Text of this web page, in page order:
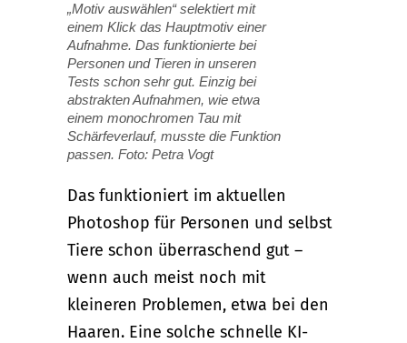
„Motiv auswählen“ selektiert mit
einem Klick das Hauptmotiv einer
Aufnahme. Das funktionierte bei
Personen und Tieren in unseren
Tests schon sehr gut. Einzig bei
abstrakten Aufnahmen, wie etwa
einem monochromen Tau mit
Schärfeverlauf, musste die Funktion
passen. Foto: Petra Vogt
Das funktioniert im aktuellen
Photoshop für Personen und selbst
Tiere schon überraschend gut –
wenn auch meist noch mit
kleineren Problemen, etwa bei den
Haaren. Eine solche schnelle KI-